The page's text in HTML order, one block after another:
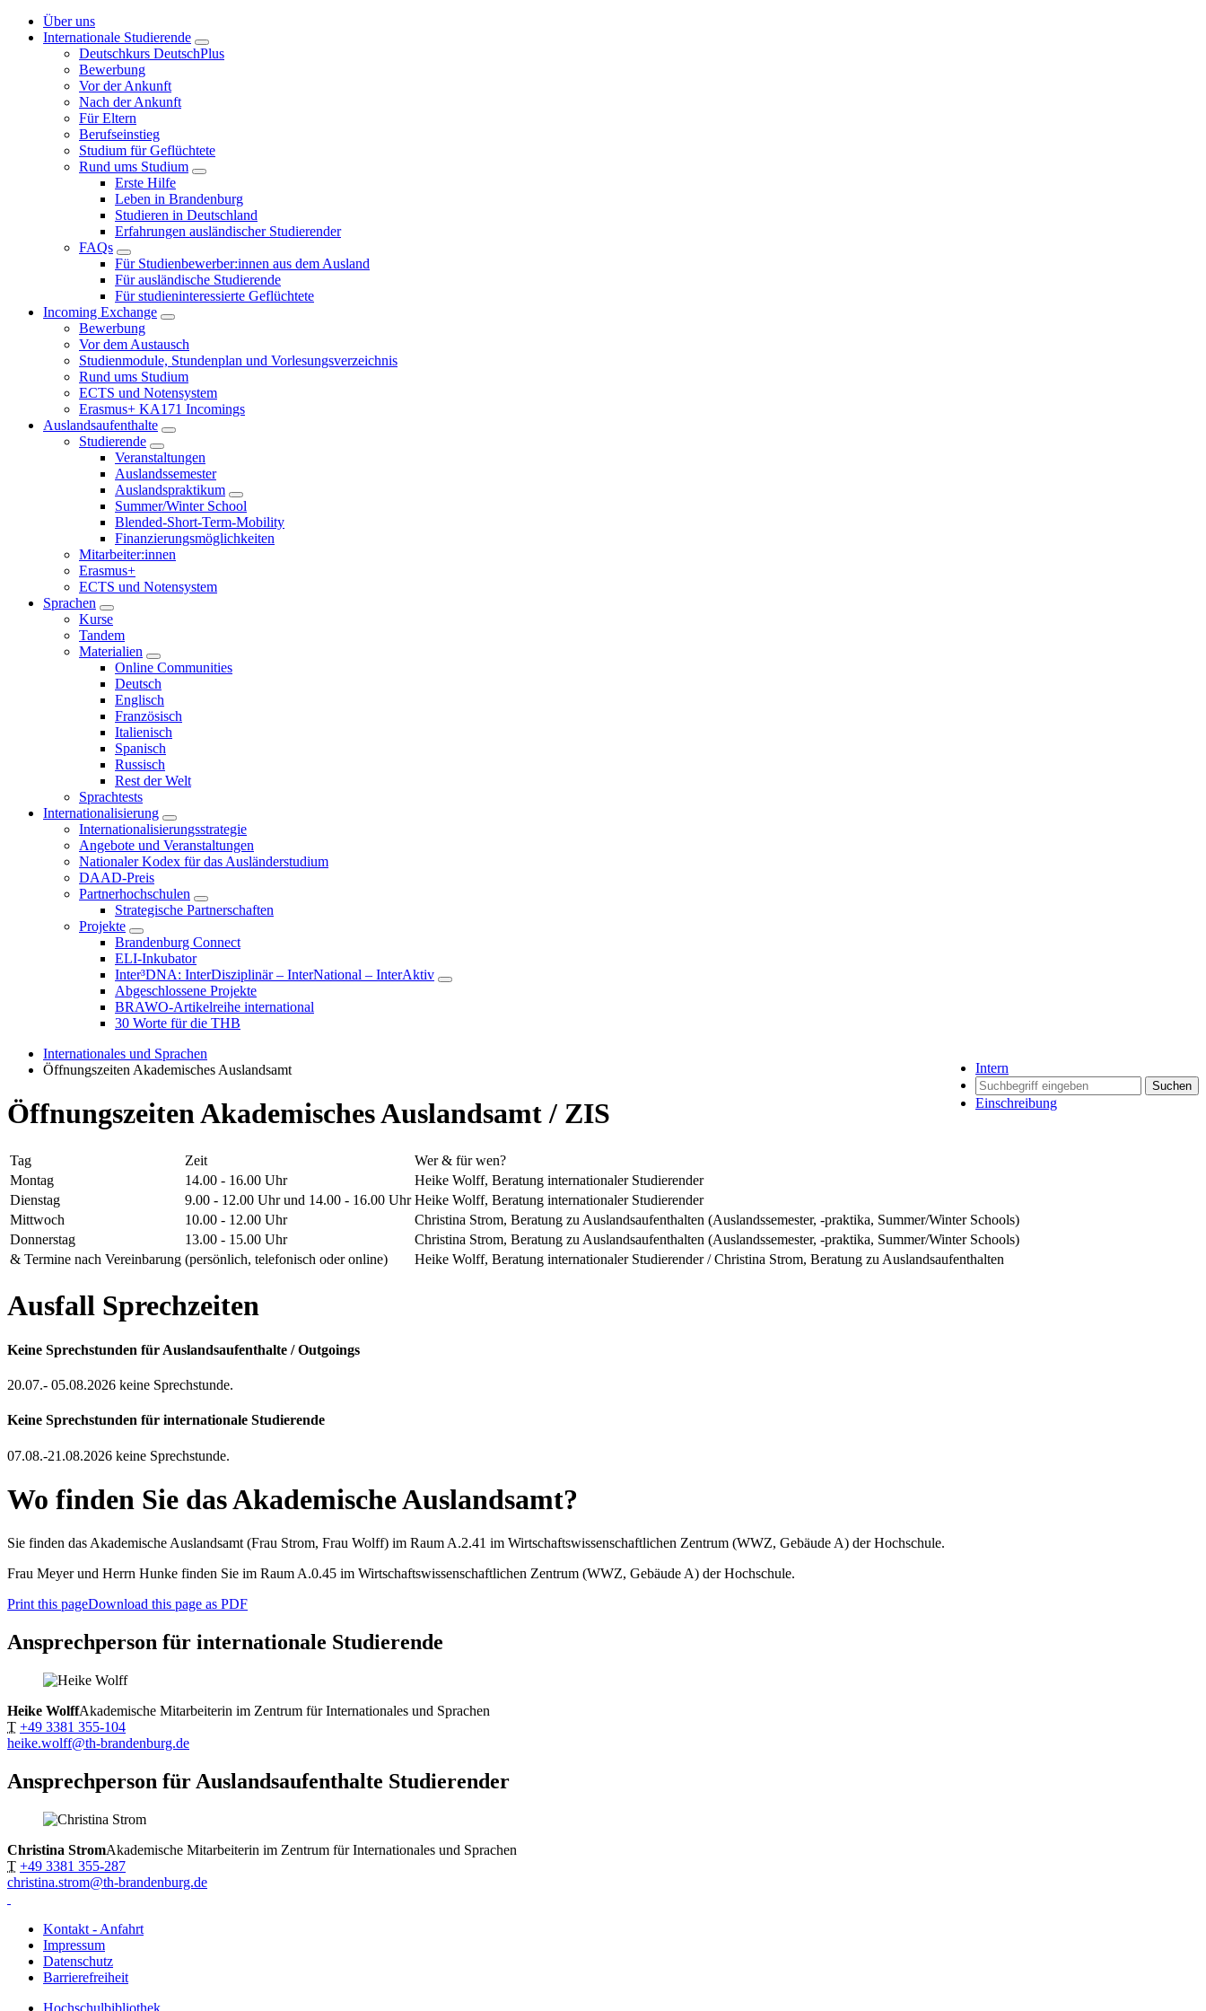
Über uns
Internationale Studierende
Deutschkurs DeutschPlus
Bewerbung
Vor der Ankunft
Nach der Ankunft
Für Eltern
Berufseinstieg
Studium für Geflüchtete
Rund ums Studium
Erste Hilfe
Leben in Brandenburg
Studieren in Deutschland
Erfahrungen ausländischer Studierender
FAQs
Für Studienbewerber:innen aus dem Ausland
Für ausländische Studierende
Für studieninteressierte Geflüchtete
Incoming Exchange
Bewerbung
Vor dem Austausch
Studienmodule, Stundenplan und Vorlesungsverzeichnis
Rund ums Studium
ECTS und Notensystem
Erasmus+ KA171 Incomings
Auslandsaufenthalte
Studierende
Veranstaltungen
Auslandssemester
Auslandspraktikum
Summer/Winter School
Blended-Short-Term-Mobility
Finanzierungsmöglichkeiten
Mitarbeiter:innen
Erasmus+
ECTS und Notensystem
Sprachen
Kurse
Tandem
Materialien
Online Communities
Deutsch
Englisch
Französisch
Italienisch
Spanisch
Russisch
Rest der Welt
Sprachtests
Internationalisierung
Internationalisierungsstrategie
Angebote und Veranstaltungen
Nationaler Kodex für das Ausländerstudium
DAAD-Preis
Partnerhochschulen
Strategische Partnerschaften
Projekte
Brandenburg Connect
ELI-Inkubator
Inter³DNA: InterDisziplinär – InterNational – InterAktiv
Abgeschlossene Projekte
BRAWO-Artikelreihe international
30 Worte für die THB
Intern
Suchen
Einschreibung
Internationales und Sprachen
Öffnungszeiten Akademisches Auslandsamt
Öffnungszeiten Akademisches Auslandsamt / ZIS
Tag Zeit
Wer & für wen?
Montag
14.00 - 16.00 Uhr
Heike Wolff, Beratung internationaler Studierender
Dienstag
9.00 - 12.00 Uhr und 14.00 - 16.00 Uhr Heike Wolff, Beratung internationaler Studierender
Mittwoch
10.00 - 12.00 Uhr
Christina Strom, Beratung zu Auslandsaufenthalten (Auslandssemester, -praktika, Summer/Winter Schools)
Donnerstag
13.00 - 15.00 Uhr
Christina Strom, Beratung zu Auslandsaufenthalten (Auslandssemester, -praktika, Summer/Winter Schools)
& Termine nach Vereinbarung (persönlich, telefonisch oder online) Heike Wolff, Beratung internationaler Studierender / Christina Strom, Beratung zu Auslandsaufenthalten
Ausfall Sprechzeiten
Keine Sprechstunden für Auslandsaufenthalte / Outgoings
20.07.- 05.08.2026 keine Sprechstunde.
Keine Sprechstunden für internationale Studierende
07.08.-21.08.2026 keine Sprechstunde.
Wo finden Sie das Akademische Auslandsamt?
Sie finden das Akademische Auslandsamt (Frau Strom, Frau Wolff) im Raum A.2.41 im Wirtschaftswissenschaftlichen Zentrum (WWZ, Gebäude A) der Hochschule.
Frau Meyer und Herrn Hunke finden Sie im Raum A.0.45 im Wirtschaftswissenschaftlichen Zentrum (WWZ, Gebäude A) der Hochschule.
Print this pageDownload this page as PDF
Ansprechperson für internationale Studierende
Heike WolffAkademische Mitarbeiterin im Zentrum für Internationales und Sprachen
T +49 3381 355-104
heike.wolff@th-brandenburg.de
Ansprechperson für Auslandsaufenthalte Studierender
Christina StromAkademische Mitarbeiterin im Zentrum für Internationales und Sprachen
T +49 3381 355-287
christina.strom@th-brandenburg.de
Kontakt - Anfahrt
Impressum
Datenschutz
Barrierefreiheit
Hochschulbibliothek